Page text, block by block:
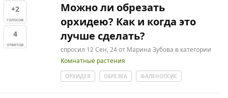
+2
голосов
4
ответов
Можно ли обрезать
орхидею? Как и когда это
лучше сделать?
спросил 12 Сен, 24 от Марина Зубова в категории
Комнатные растения
ОРХИДЕЯ ОБРЕЗКА ФАЛЕНОПСИС